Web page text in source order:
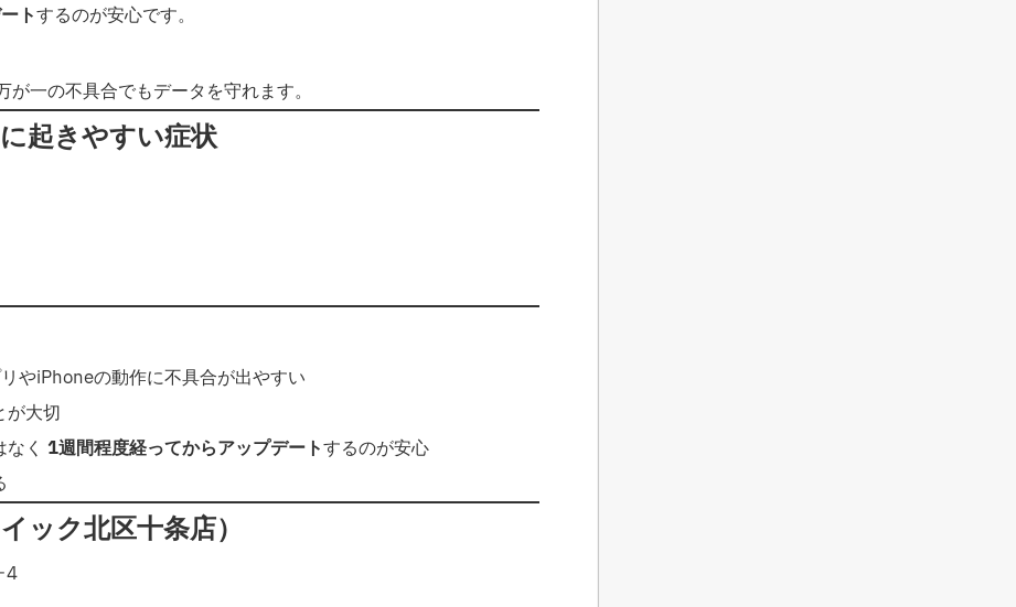
トするのが安心です。
一の不具合でもデータを守れます。
起きやすい症状
やiPhoneの動作に不具合が出やすい
が大切
く 1週間程度経ってからアップデートするのが安心
ック北区十条店）